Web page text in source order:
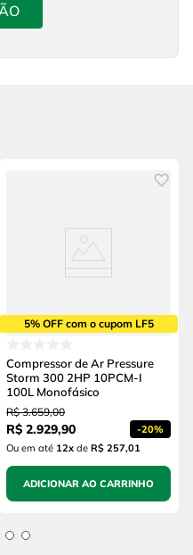
5% OFF com o cupom LF5
Compressor de Ar Pressure
Storm 300 2HP 10PCM-I
100L Monofásico
R$ 3.659,00
R$ 2.929,90 -20%
Ou em até 12x de R$ 257,01
ADICIONAR AO CARRINHO